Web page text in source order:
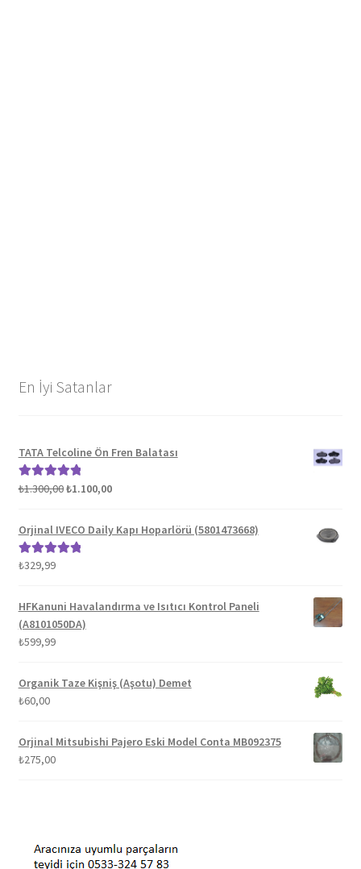
En İyi Satanlar
TATA Telcoline Ön Fren Balatası
5 üzerinden
₺1.300,00Orijinal
₺1.300,00.
₺1.100,00Şu
fiyat:
₺1.100,00.
Orjinal IVECO Daily Kapı Hoparlörü (5801473668)
5 üzerinden
₺329,99
HFKanuni Havalandırma ve Isıtıcı Kontrol Paneli
(A8101050DA)
₺599,99
Organik Taze Kişniş (Aşotu) Demet
₺60,00
Orjinal Mitsubishi Pajero Eski Model Conta MB092375
₺275,00